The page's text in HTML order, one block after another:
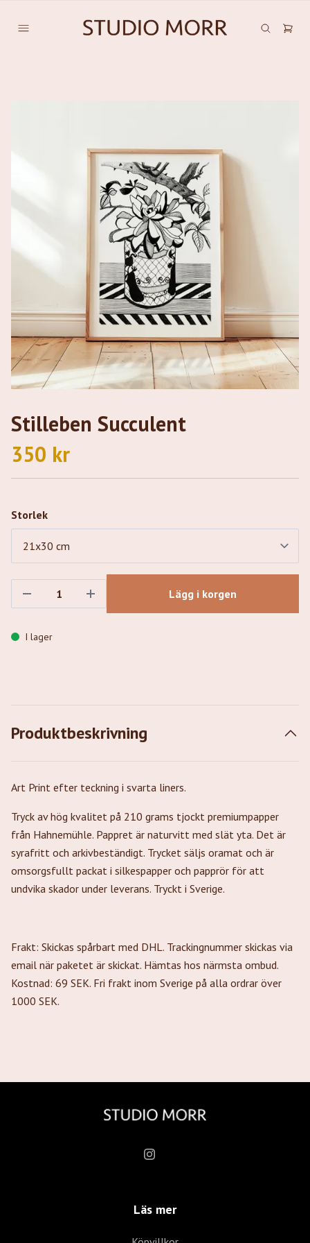
Stilleben Succulent
350 kr
Storlek
Lägg i korgen
I lager
Produktbeskrivning
Art Print efter teckning i svarta liners.
Tryck av hög kvalitet på 210 grams tjockt premiumpapper
från Hahnemühle. Pappret är naturvitt med slät yta. Det är
syrafritt och arkivbeständigt. Trycket säljs oramat och är
omsorgsfullt packat i silkespapper och papprör för att
undvika skador under leverans. Tryckt i Sverige.
Frakt: Skickas spårbart med DHL. Trackingnummer skickas via
email när paketet är skickat. Hämtas hos närmsta ombud.
Kostnad: 69 SEK. Fri frakt inom Sverige på alla ordrar över
1000 SEK.
Läs mer